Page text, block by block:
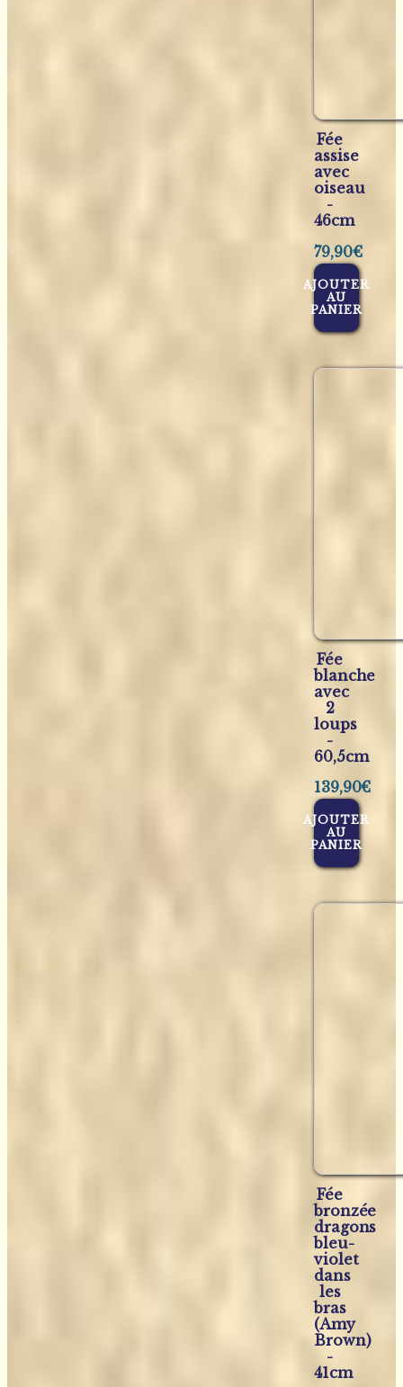
Fée
assise
avec
oiseau
-
46cm
79,90€
AJOUTER
AU
PANIER
Fée
blanche
avec
2
loups
-
60,5cm
139,90€
AJOUTER
AU
PANIER
Fée
bronzée
dragons
bleu-
violet
dans
les
bras
(Amy
Brown)
-
41cm